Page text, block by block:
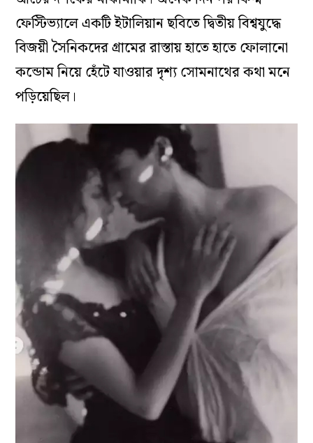
ফেস্টিভ্যালে একটি ইটালিয়ান ছবিতে দ্বিতীয় বিশ্বযুদ্ধে
বিজয়ী সৈনিকদের গ্রামের রাস্তায় হাতে হাতে ফোলানো
কন্ডোম নিয়ে হেঁটে যাওয়ার দৃশ্য সোমনাথের কথা মনে
পড়িয়েছিল।